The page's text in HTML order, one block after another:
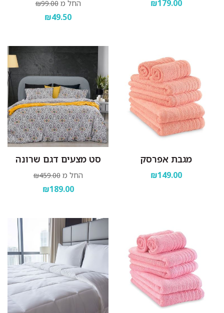
₪179.00 החל מ ₪99.00
₪49.50
מגבת אפרסק
₪149.00
סט מצעים דגם שרונה
החל מ ₪459.00
₪189.00